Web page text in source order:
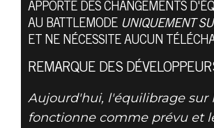
DOOM® Eternal
09 avril 2020
APPORTE DES CHANGEMENTS
AU BATTLEMODE UNIQUEMENT
ET NE NÉCESSITE AUCUN
REMARQUE DES
Aujourd'hui, l'équilibrage sur
fonctionne comme prévu et